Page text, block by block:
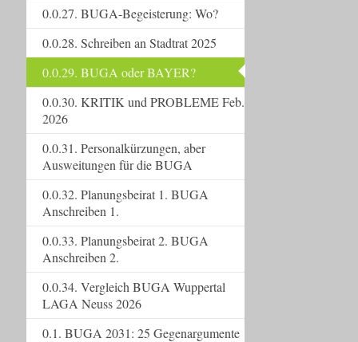
0.0.27. BUGA-Begeisterung: Wo?
0.0.28. Schreiben an Stadtrat 2025
0.0.29. BUGA oder BAYER?
0.0.30. KRITIK und PROBLEME Feb.
2026
0.0.31. Personalkürzungen, aber
Ausweitungen für die BUGA
0.0.32. Planungsbeirat 1. BUGA
Anschreiben 1.
0.0.33. Planungsbeirat 2. BUGA
Anschreiben 2.
0.0.34. Vergleich BUGA Wuppertal
LAGA Neuss 2026
0.1. BUGA 2031: 25 Gegenargumente